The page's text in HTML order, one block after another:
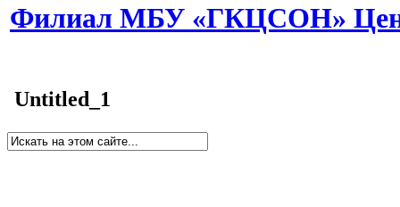
Филиал МБУ «ГКЦСОН»
Untitled_1